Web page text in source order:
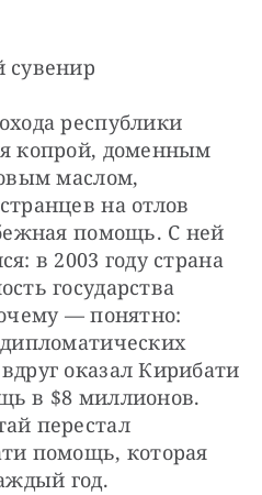
сувенир
республики
копрой, доменным
маслом,
на отлов
помощь. С ней
в 2003 году страна
государства
— понятно:
оказал Кирибати
в $8 миллионов.
перестал
помощь, которая
год.